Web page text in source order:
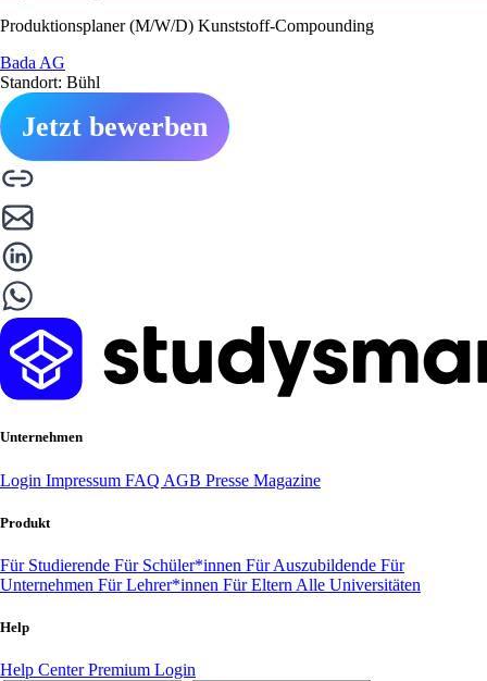
Produktionsplaner (M/W/D) Kunststoff-Compounding
Bada AG
Standort: Bühl
Jetzt bewerben
Unternehmen
Login Impressum FAQ AGB Presse Magazine
Produkt
Für Studierende Für Schüler*innen Für Auszubildende Für
Unternehmen Für Lehrer*innen Für Eltern Alle Universitäten
Help
Help CenterPremium Login